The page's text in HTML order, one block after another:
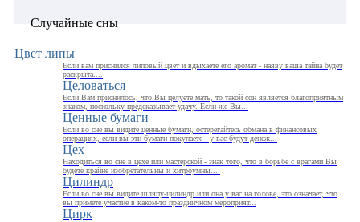
Случайные сны
Цвет липы
Если вам приснился липовый цвет и вдыхаете его аромат - наяву ваша тайна будет
раскрыта....
Целоваться
Если Вам приснилось, что Вы целуете мать, то такой сон является благоприятным
знаком, поскольку предсказывает удачу. Если же Вы...
Ценные бумаги
Если во сне вы видите ценные бумаги, остерегайтесь обмана в финансовых
операциях, если вы эти бумаги покупаете - у вас будут денеж...
Цех
Находиться во сне в цехе или мастерской - знак того, что в борьбе с врагами Вы
будете крайне изобретательны и хитроумны....
Цилиндр
Если во сне вы видите шляпу-цилиндр или она у вас на голове, это означает, что
вы примете участие в каком-то праздничном мероприят...
Цирк